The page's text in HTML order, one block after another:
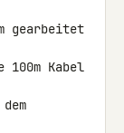
gearbeitet
100m Kabel